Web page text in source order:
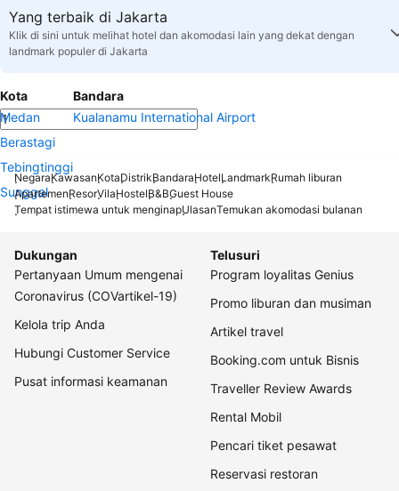
Yang terbaik di Jakarta
Klik di sini untuk melihat hotel dan akomodasi lain yang dekat dengan
landmark populer di Jakarta
Kota
Medan
Berastagi
Tebingtinggi
Sunggal
Bandara
Kualanamu International Airport
NegaraKawasanKotaDistrikBandaraHotelLandmarkRumah liburan
ApartemenResorVilaHostelB&BGuest House
Tempat istimewa untuk menginapUlasanTemukan akomodasi bulanan
Dukungan
Pertanyaan Umum mengenai
Coronavirus (COVartikel-19)
Kelola trip Anda
Hubungi Customer Service
Pusat informasi keamanan
Telusuri
Program loyalitas Genius
Promo liburan dan musiman
Artikel travel
Booking.com untuk Bisnis
Traveller Review Awards
Rental Mobil
Pencari tiket pesawat
Reservasi restoran